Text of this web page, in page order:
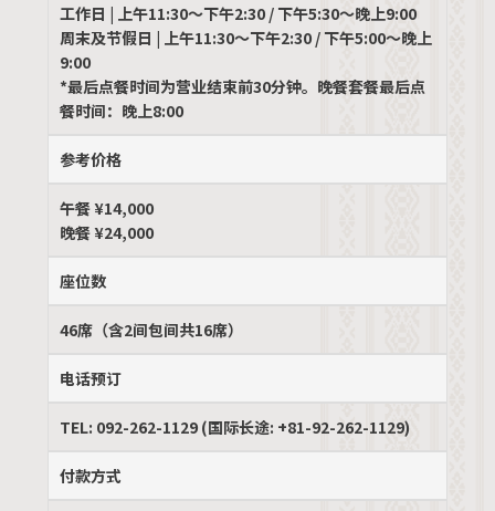
工作日 | 上午11:30～下午2:30 / 下午5:30～晚上9:00
周末及节假日 | 上午11:30～下午2:30 / 下午5:00～晚上
9:00
*最后点餐时间为营业结束前30分钟。晚餐套餐最后点
餐时间：晚上8:00
参考价格
午餐 ¥14,000
晚餐 ¥24,000
座位数
46席（含2间包间共16席）
电话预订
TEL: 092-262-1129 (国际长途: +81-92-262-1129)
付款方式